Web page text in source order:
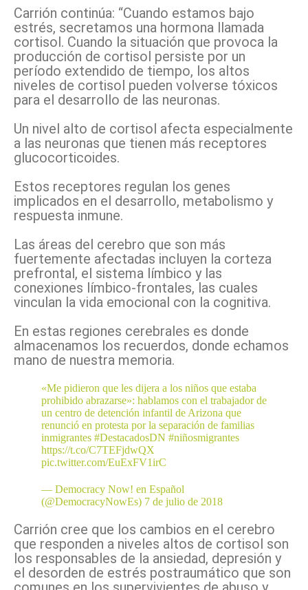
Carrión continúa: “Cuando estamos bajo
estrés, secretamos una hormona llamada
cortisol. Cuando la situación que provoca la
producción de cortisol persiste por un
período extendido de tiempo, los altos
niveles de cortisol pueden volverse tóxicos
para el desarrollo de las neuronas.
Un nivel alto de cortisol afecta especialmente
a las neuronas que tienen más receptores
glucocorticoides.
Estos receptores regulan los genes
implicados en el desarrollo, metabolismo y
respuesta inmune.
Las áreas del cerebro que son más
fuertemente afectadas incluyen la corteza
prefrontal, el sistema límbico y las
conexiones límbico-frontales, las cuales
vinculan la vida emocional con la cognitiva.
En estas regiones cerebrales es donde
almacenamos los recuerdos, donde echamos
mano de nuestra memoria.
«Me pidieron que les dijera a los niños que estaba
prohibido abrazarse»: hablamos con el trabajador de
un centro de detención infantil de Arizona que
renunció en protesta por la separación de familias
inmigrantes #DestacadosDN #niñosmigrantes
https://t.co/C7TEFjdwQX
pic.twitter.com/EuExFV1irC
— Democracy Now! en Español
(@DemocracyNowEs) 7 de julio de 2018
Carrión cree que los cambios en el cerebro
que responden a niveles altos de cortisol son
los responsables de la ansiedad, depresión y
el desorden de estrés postraumático que son